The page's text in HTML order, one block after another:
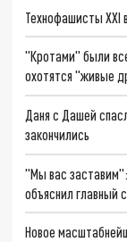
Технофашисты XXI
"Кротами" были
охотятся "живые
Даня с Дашей
закончились
"Мы вас
объяснил главный
Новое